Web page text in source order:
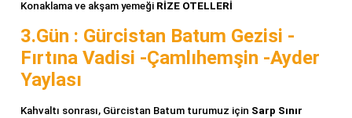
Konaklama ve akşam yemeği RİZE OTELLERİ
3.Gün : Gürcistan Batum Gezisi -
Fırtına Vadisi -Çamlıhemşin -Ayder
Yaylası
Kahvaltı sonrası, Gürcistan Batum turumuz için Sarp Sınır